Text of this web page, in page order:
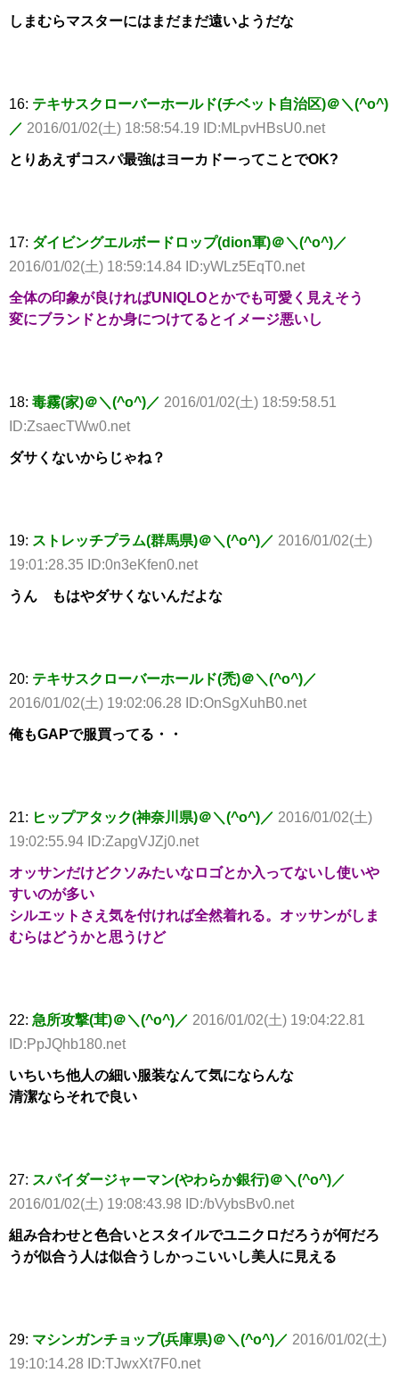
しまむらマスターにはまだまだ遠いようだな
16: テキサスクローバーホールド(チベット自治区)＠＼(^o^)
／ 2016/01/02(土) 18:58:54.19 ID:MLpvHBsU0.net
とりあえずコスパ最強はヨーカドーってことでOK?
17: ダイビングエルボードロップ(dion軍)＠＼(^o^)／
2016/01/02(土) 18:59:14.84 ID:yWLz5EqT0.net
全体の印象が良ければUNIQLOとかでも可愛く見えそう
変にブランドとか身につけてるとイメージ悪いし
18: 毒霧(家)＠＼(^o^)／ 2016/01/02(土) 18:59:58.51
ID:ZsaecTWw0.net
ダサくないからじゃね？
19: ストレッチプラム(群馬県)＠＼(^o^)／ 2016/01/02(土)
19:01:28.35 ID:0n3eKfen0.net
うん もはやダサくないんだよな
20: テキサスクローバーホールド(禿)＠＼(^o^)／
2016/01/02(土) 19:02:06.28 ID:OnSgXuhB0.net
俺もGAPで服買ってる・・
21: ヒップアタック(神奈川県)＠＼(^o^)／ 2016/01/02(土)
19:02:55.94 ID:ZapgVJZj0.net
オッサンだけどクソみたいなロゴとか入ってないし使いや
すいのが多い
シルエットさえ気を付ければ全然着れる。オッサンがしま
むらはどうかと思うけど
22: 急所攻撃(茸)＠＼(^o^)／ 2016/01/02(土) 19:04:22.81
ID:PpJQhb180.net
いちいち他人の細い服装なんて気にならんな
清潔ならそれで良い
27: スパイダージャーマン(やわらか銀行)＠＼(^o^)／
2016/01/02(土) 19:08:43.98 ID:/bVybsBv0.net
組み合わせと色合いとスタイルでユニクロだろうが何だろ
うが似合う人は似合うしかっこいいし美人に見える
29: マシンガンチョップ(兵庫県)＠＼(^o^)／ 2016/01/02(土)
19:10:14.28 ID:TJwxXt7F0.net